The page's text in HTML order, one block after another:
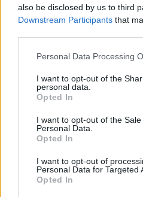
also be disclosed by us to third
Downstream Participants that
Please note that this website/
not limited to your visit or usage
grant or deny consent to
use your data for below
consent section.
Personal Data Processing
I want to opt-out of the
personal data.
Opted In
I want to opt-out of the
Personal Data.
Opted In
I want to opt-out of
Personal Data for Targeted
Opted In